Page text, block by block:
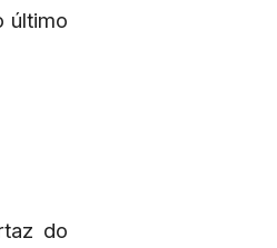
último
do